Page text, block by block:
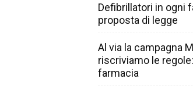
Defibrillatori in ogni
proposta di legge
Al via la campagna
riscriviamo le
farmacia